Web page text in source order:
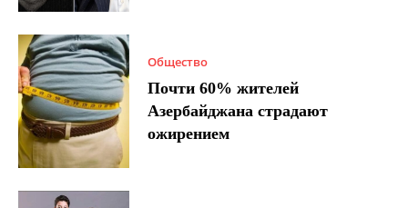
Общество
Почти 60% жителей
Азербайджана страдают
ожирением